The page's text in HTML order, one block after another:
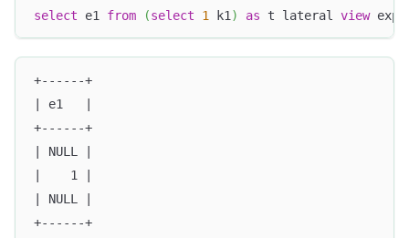
select e1 from (select 1 k1 ) as t lateral view
+------+
| e1   |
+------+
| NULL |
|    1 |
| NULL |
+------+